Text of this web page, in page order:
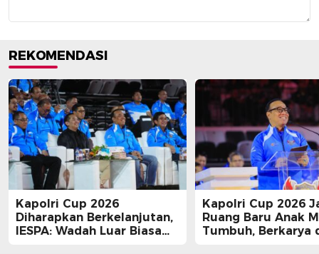
REKOMENDASI
Kapolri Cup 2026
Diharapkan Berkelanjutan,
IESPA: Wadah Luar Biasa
Kapolri Cup 2026
Ruang Baru Anak
Tumbuh, Berkarya